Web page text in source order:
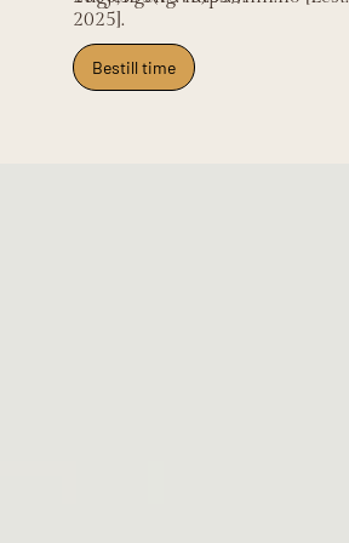
2025].
Bestill time